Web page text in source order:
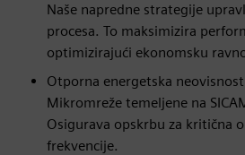
Naše napredne strategije
procesa. To maksimizira
optimizirajući ekonomsku
Otporna energetska
Mikromreže temeljene na
Osigurava opskrbu za kritična
frekvencije.